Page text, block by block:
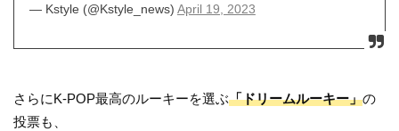
— Kstyle (@Kstyle_news) April 19, 2023
さらにK-POP最高のルーキーを選ぶ「ドリームルーキー」の
投票も、